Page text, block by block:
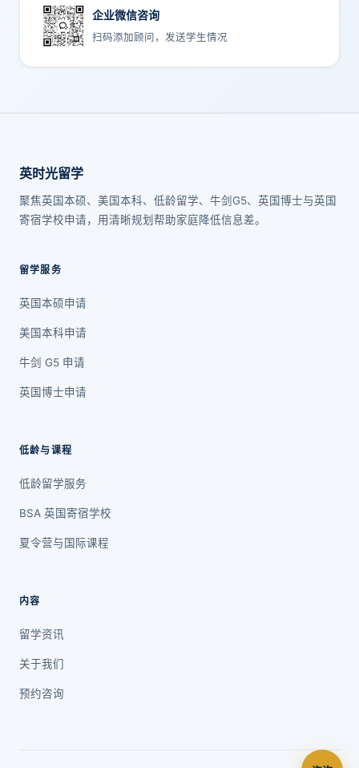
企业微信咨询
扫码添加顾问，发送学生情况
英时光留学
聚焦英国本硕、美国本科、低龄留学、牛剑G5、英国博士与英国
寄宿学校申请，用清晰规划帮助家庭降低信息差。
留学服务
英国本硕申请
美国本科申请
牛剑 G5 申请
英国博士申请
低龄与课程
低龄留学服务
BSA 英国寄宿学校
夏令营与国际课程
内容
留学资讯
关于我们
预约咨询